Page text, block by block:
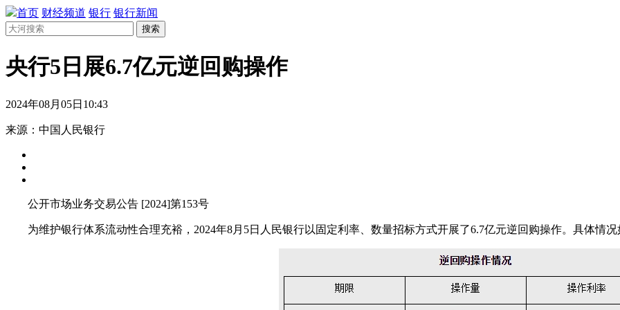
首页 财经频道 银行 银行新闻
搜索
央行5日展6.7亿元逆回购操作
2024年08月05日10:43
来源：中国人民银行
公开市场业务交易公告 [2024]第153号
为维护银行体系流动性合理充裕，2024年8月5日人民银行以固定利率、数量招标方式开展了6.7亿元逆回购操作。具体情况